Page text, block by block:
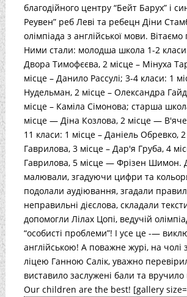
благодійного центру “Бейт Барух” і
Реувен” реб Леві та ребецн Діни
олімпіада з англійської мови.
Ними стали: молодша школа 1-2
Двора Тимофєєва, 2 місце – Мінуха
місце – Данило Рассулі; 3-4 класи: 1
Нудельман, 2 місце – Олександра
місце – Каміла Сімонова; старша
місце — Діна Козлова, 2 місце —
11 класи: 1 місце – Даніель Обревко,
Гаврилова, 3 місце – Дар'я Груба, 4
Гаврилова, 5 місце — Фрізен Шимон.
малювали, згадуючи цифри та
подолали аудіювання, згадали
неправильні дієслова, складали
допомогли Лілах Цопі, ведучій
“особисті проблеми”! І усе це -—
англійською! А поважне журі, на чолі
ліцею Ганною Салік, уважно
виставило заслужені бали та вручило
Our children are the best! [gallery